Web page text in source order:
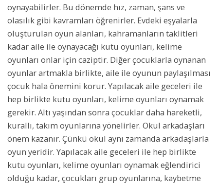
oynayabilirler. Bu dönemde hız, zaman, şans ve
olasılık gibi kavramları öğrenirler. Evdeki eşyalarla
oluşturulan oyun alanları, kahramanların taklitleri
kadar aile ile oynayacağı kutu oyunları, kelime
oyunları onlar için caziptir. Diğer çocuklarla oynanan
oyunlar artmakla birlikte, aile ile oyunun paylaşılması
çocuk hala önemini korur. Yapılacak aile geceleri ile
hep birlikte kutu oyunları, kelime oyunları oynamak
gerekir. Altı yaşından sonra çocuklar daha hareketli,
kurallı, takım oyunlarına yönelirler. Okul arkadaşları
önem kazanır. Çünkü okul aynı zamanda arkadaşlarla
oyun yeridir. Yapılacak aile geceleri ile hep birlikte
kutu oyunları, kelime oyunları oynamak eğlendirici
olduğu kadar, çocukları grup oyunlarına, kaybetme